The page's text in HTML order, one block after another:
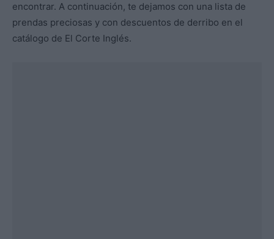
encontrar. A continuación, te dejamos con una lista de
prendas preciosas y con descuentos de derribo en el
catálogo de El Corte Inglés.